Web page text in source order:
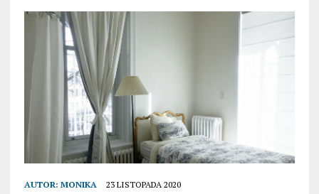
AUTOR: MONIKA 23 LISTOPADA 2020